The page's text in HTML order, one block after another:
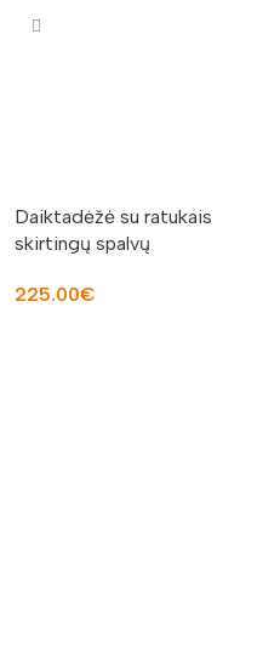
Daiktadėžė su ratukais
skirtingų spalvų
225.00€